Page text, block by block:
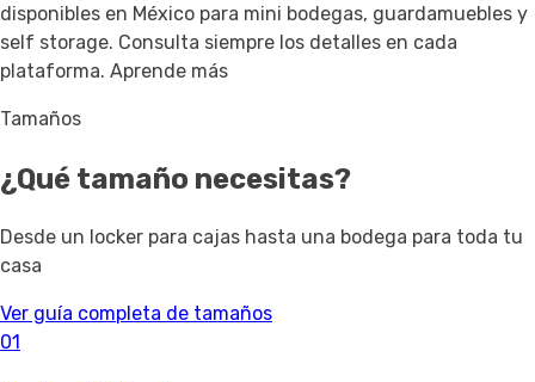
disponibles en México para mini bodegas, guardamuebles y
self storage. Consulta siempre los detalles en cada
plataforma. Aprende más
Tamaños
¿Qué tamaño necesitas?
Desde un locker para cajas hasta una bodega para toda tu
casa
Ver guía completa de tamaños
01